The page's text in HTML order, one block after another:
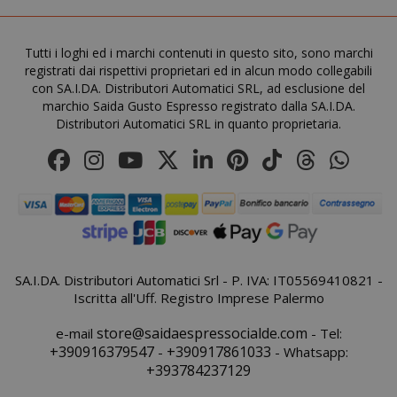
Tutti i loghi ed i marchi contenuti in questo sito, sono marchi
registrati dai rispettivi proprietari ed in alcun modo collegabili
con SA.I.DA. Distributori Automatici SRL, ad esclusione del
marchio Saida Gusto Espresso registrato dalla SA.I.DA.
Distributori Automatici SRL in quanto proprietaria.
SA.I.DA. Distributori Automatici Srl - P. IVA: IT05569410821 -
Iscritta all'Uff. Registro Imprese Palermo
e-mail store@saidaespressocialde.com - Tel:
+390916379547- +390917861033 - Whatsapp:
+393784237129
recently_viewed_product_previous Adobe Inc.